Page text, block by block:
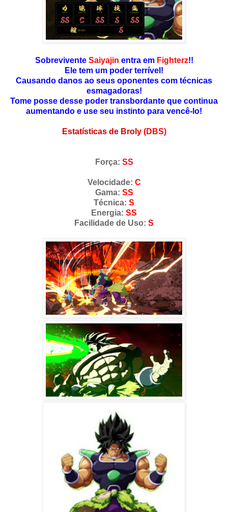
Sobrevivente Saiyajin entra em Fighterz!!
Ele tem um poder terrível!
Causando danos ao seus oponentes com técnicas
esmagadoras!
Tome posse desse poder transbordante que continua
aumentando e use seu instinto para vencê-lo!
Estatísticas de Broly (DBS)
Força: SS
Velocidade: C
Gama: SS
Técnica: S
Energia: SS
Facilidade de Uso: S